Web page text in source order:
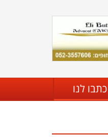
כתבו לנו